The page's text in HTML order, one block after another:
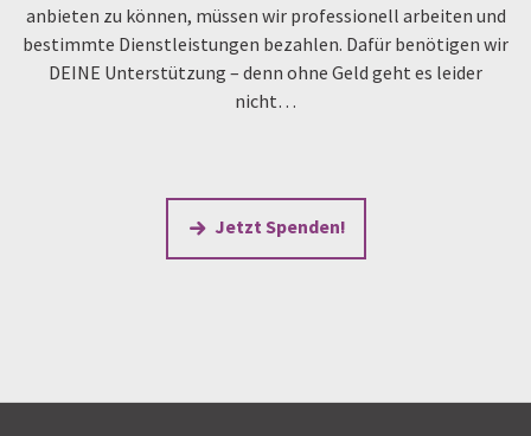
anbieten zu können, müssen wir professionell arbeiten und
bestimmte Dienstleistungen bezahlen. Dafür benötigen wir
DEINE Unterstützung – denn ohne Geld geht es leider
nicht…
Jetzt Spenden!